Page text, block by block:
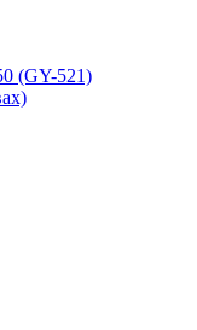
(GY-521)